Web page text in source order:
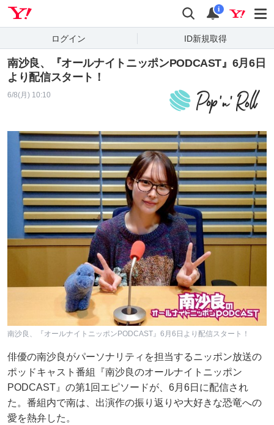
検索 通知
i
ログイン ID新規取得
南沙良、『オールナイトニッポンPODCAST』6月6日
より配信スタート！
6/8(月) 10:10
南沙良、『オールナイトニッポンPODCAST』6月6日より配信スタート！
俳優の南沙良がパーソナリティを担当するニッポン放送の
ポッドキャスト番組『南沙良のオールナイトニッポン
PODCAST』の第1回エピソードが、6月6日に配信され
た。番組内で南は、出演作の振り返りや大好きな恐竜への
愛を熱弁した。